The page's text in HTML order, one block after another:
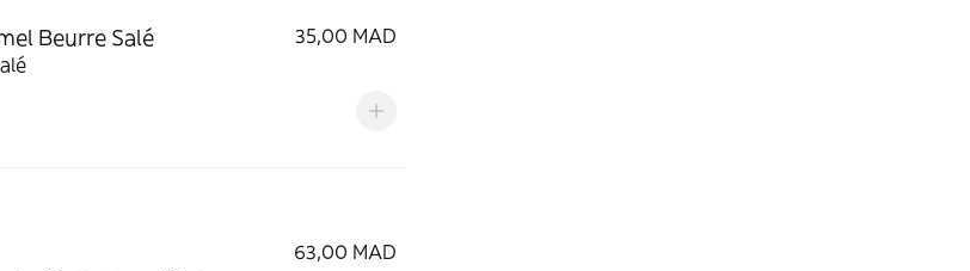
Beurre Salé
35,00 MAD
63,00 MAD